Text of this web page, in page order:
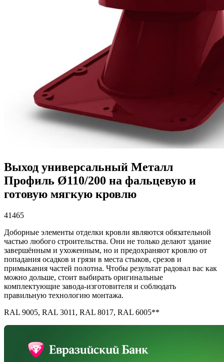
Выход универсальный Металл
Профиль Ø110/200 на фальцевую и
готовую мягкую кровлю
41465
Доборные элементы отделки кровли являются обязательной
частью любого строительства. Они не только делают здание
завершённым и ухоженным, но и предохраняют кровлю от
попадания осадков и грязи в места стыков, срезов и
примыкания частей полотна. Чтобы результат радовал вас как
можно дольше, стоит выбирать оригинальные
комплектующие завода-изготовителя и соблюдать
правильную технологию монтажа.
RAL 9005, RAL 3011, RAL 8017, RAL 6005**